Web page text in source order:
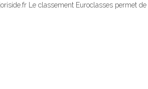
Le classement Euroclasses permet